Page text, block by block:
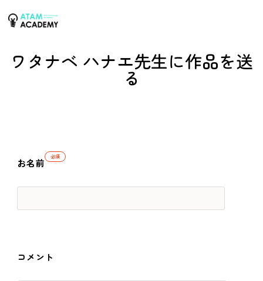
ワタナベ ハナエ先生に作品を送
る
お名前
必須
コメント